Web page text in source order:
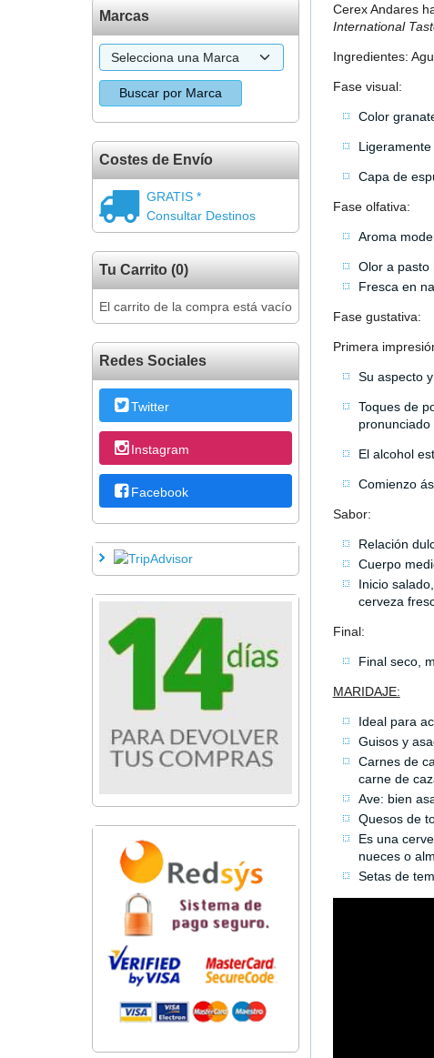
Marcas
Costes de Envío
GRATIS *
Consultar Destinos
Tu Carrito (0)
El carrito de la compra está vacío
Redes Sociales
Twitter
Instagram
Facebook
Cerex Andares
International
Ingredientes:
Fase visual:
Color
Capa de
Fase olfativa:
Aroma
Olor a pasto
Fresca en
Fase gustativa:
Primera
Su aspecto
Toques de
El alcohol
Comienzo
Sabor:
Relación
Cuerpo
Inicio
cerveza
Final:
Final seco,
MARIDAJE:
Ideal para
Guisos y
Carnes de
carne de
Ave: bien
Quesos de
Es una
nueces o
Setas de